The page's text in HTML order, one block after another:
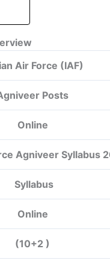
Air Force (IAF)
Posts
Online
Agniveer Syllabus
Syllabus
Online
(10+2 )